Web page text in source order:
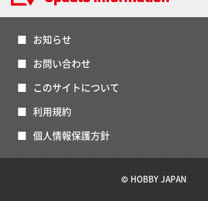
お知らせ
お問い合わせ
このサイトについて
利用規約
個人情報保護方針
© HOBBY JAPAN